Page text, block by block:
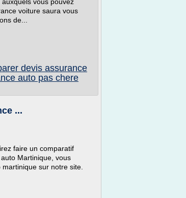
voiture saura vous
de...
devis assurance
auto pas chere
...
faire un comparatif
Martinique, vous
sur notre site.